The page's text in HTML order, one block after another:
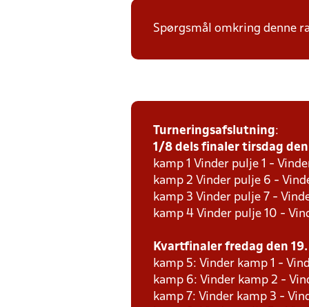
Spørgsmål omkring denne
Turneringsafslutning:
1/8 dels finaler tirsdag
kamp 1 Vinder pulje 1 -
kamp 2 Vinder pulje 6 -
kamp 3 Vinder pulje 7 -
kamp 4 Vinder pulje 10 -
Kvartfinaler fredag den
kamp 5: Vinder kamp 1 -
kamp 6: Vinder kamp 2 -
kamp 7: Vinder kamp 3 -